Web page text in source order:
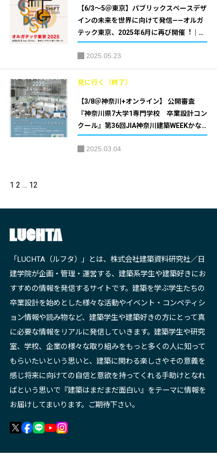
【6/3～5＠東京】パブリックスペースデザ
インの未来を世界に向けて発信——オルガ
テック東京、2025年6月に再び開催︕｜ケ
ルンメッセ、日本オフィス家具協会（JOIF
A）2025.05.23
見に行く（終了）
【3/8＠神奈川+オンライン】 公開審査
『神奈川県7大学1専門学校 卒業設計コン
クール』第36回JIA神奈川建築WEEKかな
がわ建築祭2025｜主催：JIA 関東甲信越支
部 神奈川地域会(JIA神奈川)
2025.03.04
1 2 … 12
「LUCHTA（ルフタ）」とは、株式会社建築資料研究社／日
建学院が企画・管理・運営する、建築系学生や建築好きにお
すすめの情報を発信するサイトです。建築を学ぶ学生たちの
卒業設計を始めとした様々な活動やイベント・コンペティシ
ョン情報や読み物など、建築学生や建築好きの方にとって真
に必要な情報をリアルに発信していきます。建築学生や研究
室、学校、企業の様々な取り組みをもっと多くの人に知って
もらいたいという思いと、建築に関わる楽しさやその意義を
感じ将来に向けての自信と意欲を持ってくれる手助けとなれ
ばという思いで『建築はまだまだ面白い』をテーマに情報を
お届けしてまいります。ご期待下さい。